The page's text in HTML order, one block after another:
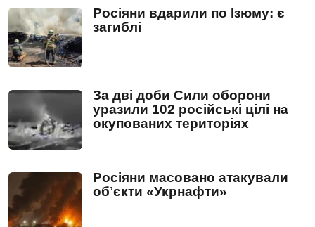
Росіяни вдарили по Ізюму: є
загиблі
За дві доби Сили оборони
уразили 102 російські цілі на
окупованих територіях
Росіяни масовано атакували
обʼєкти «Укрнафти»